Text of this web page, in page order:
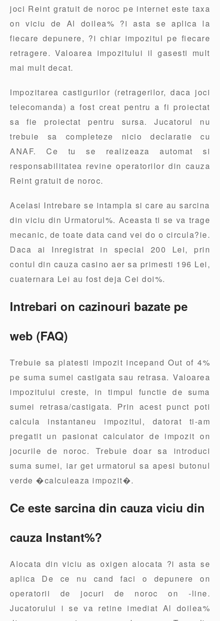
joci Reint gratuit de noroc pe internet este taxa
on viciu de Al doilea% ?i asta se aplica la
fiecare depunere, ?i chiar impozitul pe fiecare
retragere. Valoarea impozitului il gasesti mult
mai mult decat.
Impozitarea castigurilor (retragerilor, daca joci
telecomanda) a fost creat pentru a fi proiectat
sa fie proiectat pentru sursa. Jucatorul nu
trebuie sa completeze nicio declaratie cu
ANAF. Ce tu se realizeaza automat si
responsabilitatea revine operatorilor din cauza
Reint gratuit de noroc.
Acelasi Intrebare se intampla si care au sarcina
din viciu din Urmatorul%. Aceasta ti se va trage
mecanic, de toate data cand vei do o circula?ie.
Daca ai Inregistrat in special 200 Lei, prin
contul din cauza casino aer sa primesti 196 Lei,
cuaternara Lei au fost deja Cei doi%.
Intrebari on cazinouri bazate pe
web (FAQ)
Trebuie sa platesti impozit incepand Out of 4%
pe suma sumei castigata sau retrasa. Valoarea
impozitului creste, in timpul functie de suma
sumei retrasa/castigata. Prin acest punct poti
calcula instantaneu impozitul, datorat ti-am
pregatit un pasionat calculator de impozit on
jocurile de noroc. Trebuie doar sa introduci
suma sumei, iar get urmatorul sa apesi butonul
verde �calculeaza impozit�.
Ce este sarcina din cauza viciu din
cauza Instant%?
Alocata din viciu as oxigen alocata ?i asta se
aplica De ce nu cand faci o depunere on
operatorii de jocuri de noroc on -line.
Jucatorului i se va retine imediat Al doilea%